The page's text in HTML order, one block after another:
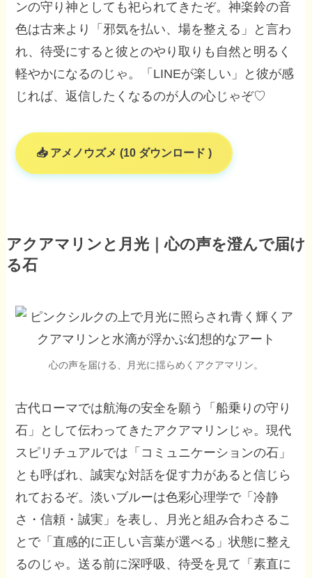
ンの守り神としても祀られてきたぞ。神楽鈴の音
色は古来より「邪気を払い、場を整える」と言わ
れ、待受にすると彼とのやり取りも自然と明るく
軽やかになるのじゃ。「LINEが楽しい」と彼が感
じれば、返信したくなるのが人の心じゃぞ♡
アメノウズメ (10 ダウンロード )
アクアマリンと月光｜心の声を澄んで届け
る石
心の声を届ける、月光に揺らめくアクアマリン。
古代ローマでは航海の安全を願う「船乗りの守り
石」として伝わってきたアクアマリンじゃ。現代
スピリチュアルでは「コミュニケーションの石」
とも呼ばれ、誠実な対話を促す力があると信じら
れておるぞ。淡いブルーは色彩心理学で「冷静
さ・信頼・誠実」を表し、月光と組み合わさるこ
とで「直感的に正しい言葉が選べる」状態に整え
るのじゃ。送る前に深呼吸、待受を見て「素直に